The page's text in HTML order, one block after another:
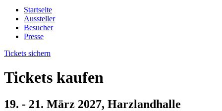
Startseite
Aussteller
Besucher
Presse
Tickets sichern
Tickets kaufen
19. - 21. März 2027, Harzlandhalle